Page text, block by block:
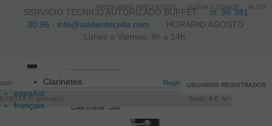
SERVICIO TÉCNICO AUTORIZADO BUFFET -tlf.96 381
30 96 · info@atelierdecelia.com HORARIO AGOSTO
Lunes a Viernes: 9h a 14h
español
français
Registro /Iniciar sesión
CESTA 0 artículos Saldo: 0 €
USUARIOS REGISTRADOS
navigation
Clarinetes
Clarinete SIb
PREGUNTAS FRECUENTES QUIÉNES SOMOS BLOG